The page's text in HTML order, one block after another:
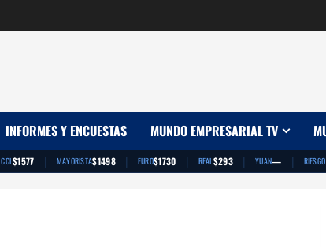
INFORMES Y ENCUESTAS MUNDO EMPRESARIAL TV
CCL$1577 | MAYORISTA$1498 | EURO$1730 | REAL$293 | YUAN— |